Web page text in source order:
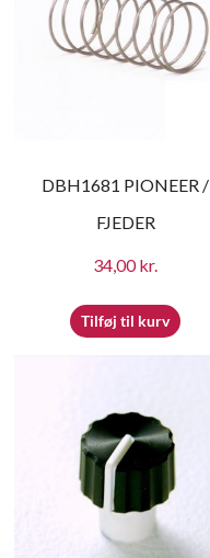
DBH1681 PIONEER /
FJEDER
34,00kr.
Tilføj til kurv